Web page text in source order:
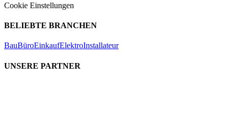
Cookie Einstellungen
BELIEBTE BRANCHEN
BauBüroEinkaufElektroInstallateur
UNSERE PARTNER